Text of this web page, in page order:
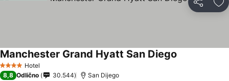
Deli
4 ZvezdiceHotel
Manchester Grand Hyatt San Diego
8,8 Odlično 30.544 San Dijego